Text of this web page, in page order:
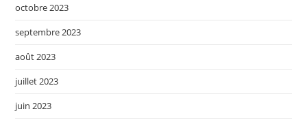
octobre 2023
septembre 2023
août 2023
juillet 2023
juin 2023